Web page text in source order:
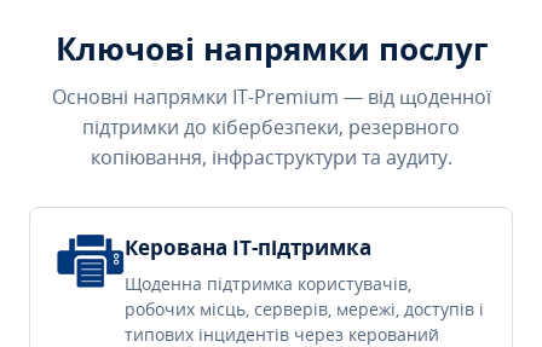
Ключові напрямки послуг
Основні напрямки IT-Premium — від щоденної
підтримки до кібербезпеки, резервного
копіювання, інфраструктури та аудиту.
Керована IT-підтримка
Щоденна підтримка користувачів,
робочих місць, серверів, мережі, доступів і
типових інцидентів через керований